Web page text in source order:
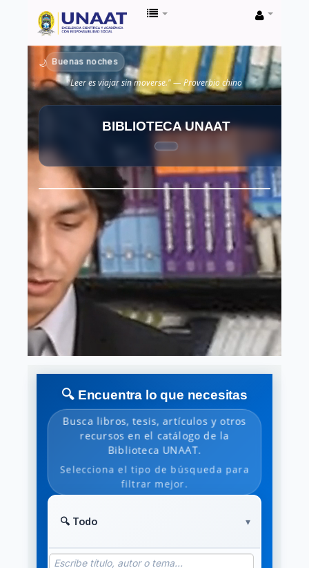
Biblioteca
Unaat
🌙 Buenas noches
"Leer es viajar sin moverse." — Proverbio chino
BIBLIOTECA UNAAT
🔍 Encuentra lo que necesitas
Busca libros, tesis, artículos y otros
recursos en el catálogo de la
Biblioteca UNAAT.
Selecciona el tipo de búsqueda para
filtrar mejor.